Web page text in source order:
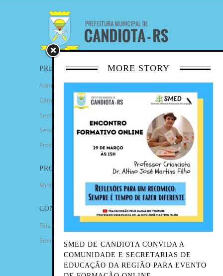
MORE STORY
SMED DE CANDIOTA CONVIDA A
COMUNIDADE E SECRETARIAS DE
EDUCAÇÃO DA REGIÃO PARA EVENTO
PREFEITURA
Administração Municipal
Câmara de Vereadores
Secretarias
Serviços
Procuradoria Geral
PROGRAMAS
Minha Casa Minha Vida
CONTATO
Fale Conosco
Sitemap